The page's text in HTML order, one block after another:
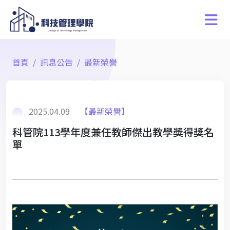
首頁 訊息公告 最新榮譽
2025.04.09 【最新榮譽】
科管院113學年度兼任教師傑出教學獎得獎名
單